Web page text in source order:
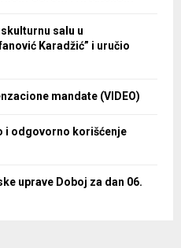
salu u
Karadžić” i uručio
mandate (VIDEO)
i odgovorno korišćenje
uprave Doboj za dan 06.